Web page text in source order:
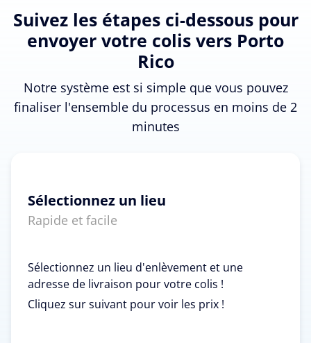
Suivez les étapes ci-dessous pour
envoyer votre colis vers Porto
Rico
Notre système est si simple que vous pouvez
finaliser l'ensemble du processus en moins de 2
minutes
Sélectionnez un lieu
Rapide et facile
Sélectionnez un lieu d'enlèvement et une
adresse de livraison pour votre colis !
Cliquez sur suivant pour voir les prix !